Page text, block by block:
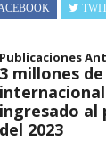
Publicaciones
3 millones
ingresado al
del 2023